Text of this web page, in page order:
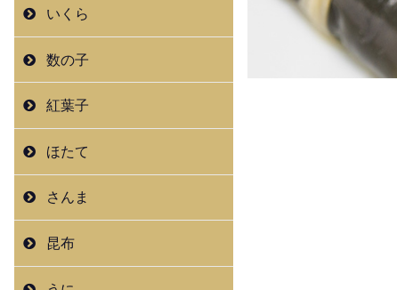
いくら
数の子
紅葉子
ほたて
さんま
昆布